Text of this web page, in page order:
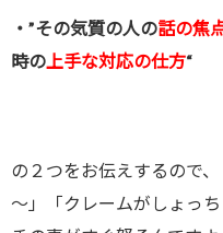
・”その気質の人の話の焦
時の 上手な対応の仕方“
の２つをお伝えするので
～」「クレームがしょっ